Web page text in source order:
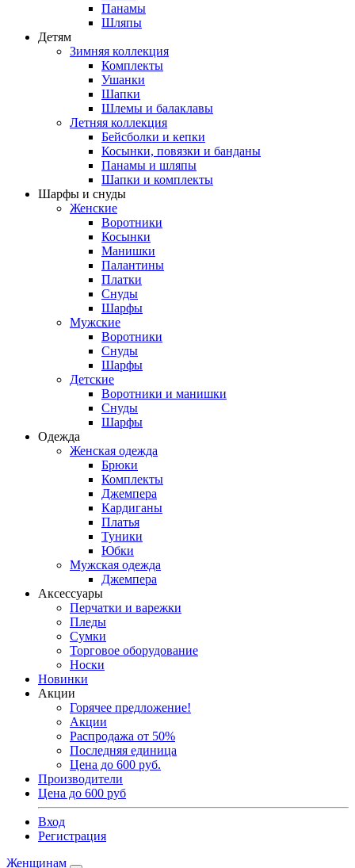
Панамы
Шляпы
Детям
Зимняя коллекция
Комплекты
Ушанки
Шапки
Шлемы и балаклавы
Летняя коллекция
Бейсболки и кепки
Косынки, повязки и банданы
Панамы и шляпы
Шапки и комплекты
Шарфы и снуды
Женские
Воротники
Косынки
Манишки
Палантины
Платки
Снуды
Шарфы
Мужские
Воротники
Снуды
Шарфы
Детские
Воротники и манишки
Снуды
Шарфы
Одежда
Женская одежда
Брюки
Комплекты
Джемпера
Кардиганы
Платья
Туники
Юбки
Мужская одежда
Джемпера
Аксессуары
Перчатки и варежки
Пледы
Сумки
Торговое оборудование
Носки
Новинки
Акции
Горячее предложение!
Акции
Распродажа от 50%
Последняя единица
Цена до 600 руб.
Производители
Цена до 600 руб
Вход
Регистрация
Женщинам